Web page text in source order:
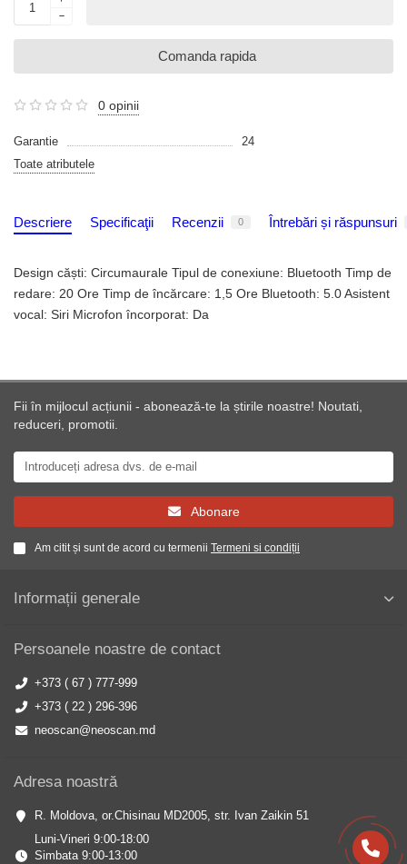
Comanda rapida
0 opinii
Garantie
24
Toate atributele
Descriere Specificaţii Recenzii 0 Întrebări și răspunsuri
Design căști: Circumaurale Tipul de conexiune: Bluetooth Timp de
redare: 20 Ore Timp de încărcare: 1,5 Ore Bluetooth: 5.0 Asistent
vocal: Siri Microfon încorporat: Da
Fii în mijlocul acțiunii - abonează-te la știrile noastre! Noutati,
reduceri, promotii.
Abonare
Am citit și sunt de acord cu termenii Termeni si condiții
Informații generale
Persoanele noastre de contact
+373 ( 67 ) 777-999
+373 ( 22 ) 296-396
neoscan@neoscan.md
Adresa noastră
R. Moldova, or.Chisinau MD2005, str. Ivan Zaikin 51
Luni-Vineri 9:00-18:00
Simbata 9:00-13:00